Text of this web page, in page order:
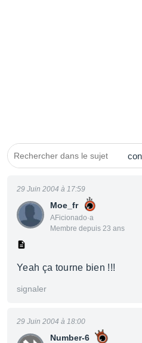
Moe_fr
AFicionado·a
Membre depuis 23 ans
29 Juin 2004 à 17:59
Yeah ça tourne bien !!!
signaler
Number-6
29 Juin 2004 à 18:00